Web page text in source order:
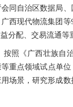
同自治区数据局
西现代物流集团
分配、交易流通
按照《广西壮族自
重点领域试点单
场景，研究形成